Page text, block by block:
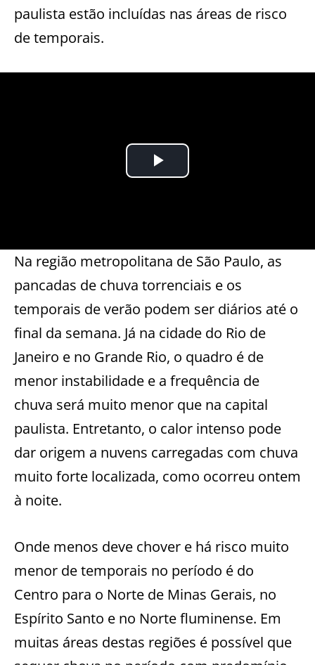
paulista estão incluídas nas áreas de risco
de temporais.
Na região metropolitana de São Paulo, as
pancadas de chuva torrenciais e os
temporais de verão podem ser diários até o
final da semana. Já na cidade do Rio de
Janeiro e no Grande Rio, o quadro é de
menor instabilidade e a frequência de
chuva será muito menor que na capital
paulista. Entretanto, o calor intenso pode
dar origem a nuvens carregadas com chuva
muito forte localizada, como ocorreu ontem
à noite.
Onde menos deve chover e há risco muito
menor de temporais no período é do
Centro para o Norte de Minas Gerais, no
Espírito Santo e no Norte fluminense. Em
muitas áreas destas regiões é possível que